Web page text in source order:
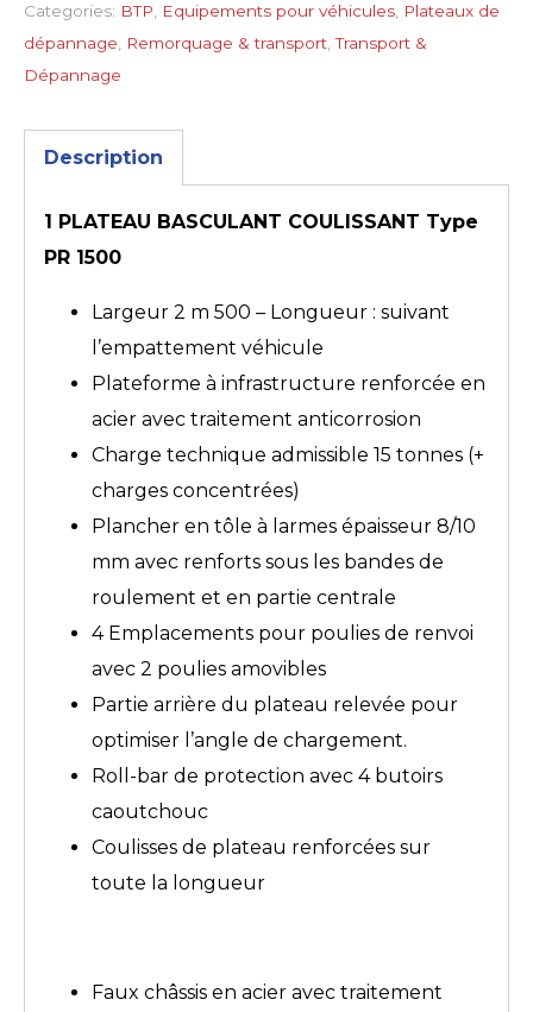
Categories: BTP Equipements pour véhicules Plateaux de
dépannage
Remorquage & transport ,Transport &
Dépannage
Description
1 PLATEAU BASCULANT COULISSANT Type
PR 1500
Largeur 2 m 500 – Longueur : suivant
l’empattement véhicule
Plateforme à infrastructure renforcée en
acier avec traitement anticorrosion
Charge technique admissible 15 tonnes (+
charges concentrées)
Plancher en tôle à larmes épaisseur 8/10
mm avec renforts sous les bandes de
roulement et en partie centrale
4 Emplacements pour poulies de renvoi
avec 2 poulies amovibles
Partie arrière du plateau relevée pour
optimiser l’angle de chargement.
Roll-bar de protection avec 4 butoirs
caoutchouc
Coulisses de plateau renforcées sur
toute la longueur
Faux châssis en acier avec traitement